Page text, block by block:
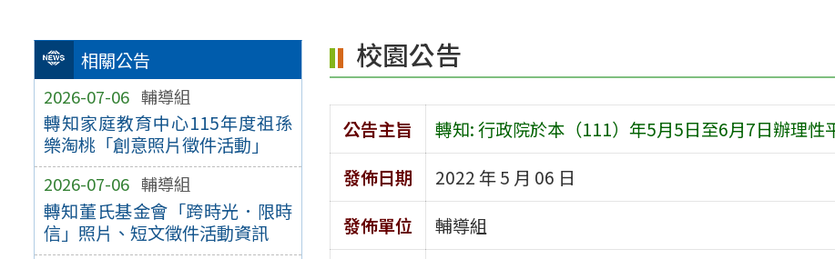
相關公告
2026-07-06 輔導組
轉知家庭教育中心115年度祖孫
樂淘桃「創意照片徵件活動」
2026-07-06 輔導組
轉知董氏基金會「跨時光．限時
信」照片、短文徵件活動資訊
校園公告
公告主旨
轉知: 行政院於本（111）年5月5日至6月7日辦理性
發佈日期
2022 年 5 月 06 日
發佈單位
輔導組